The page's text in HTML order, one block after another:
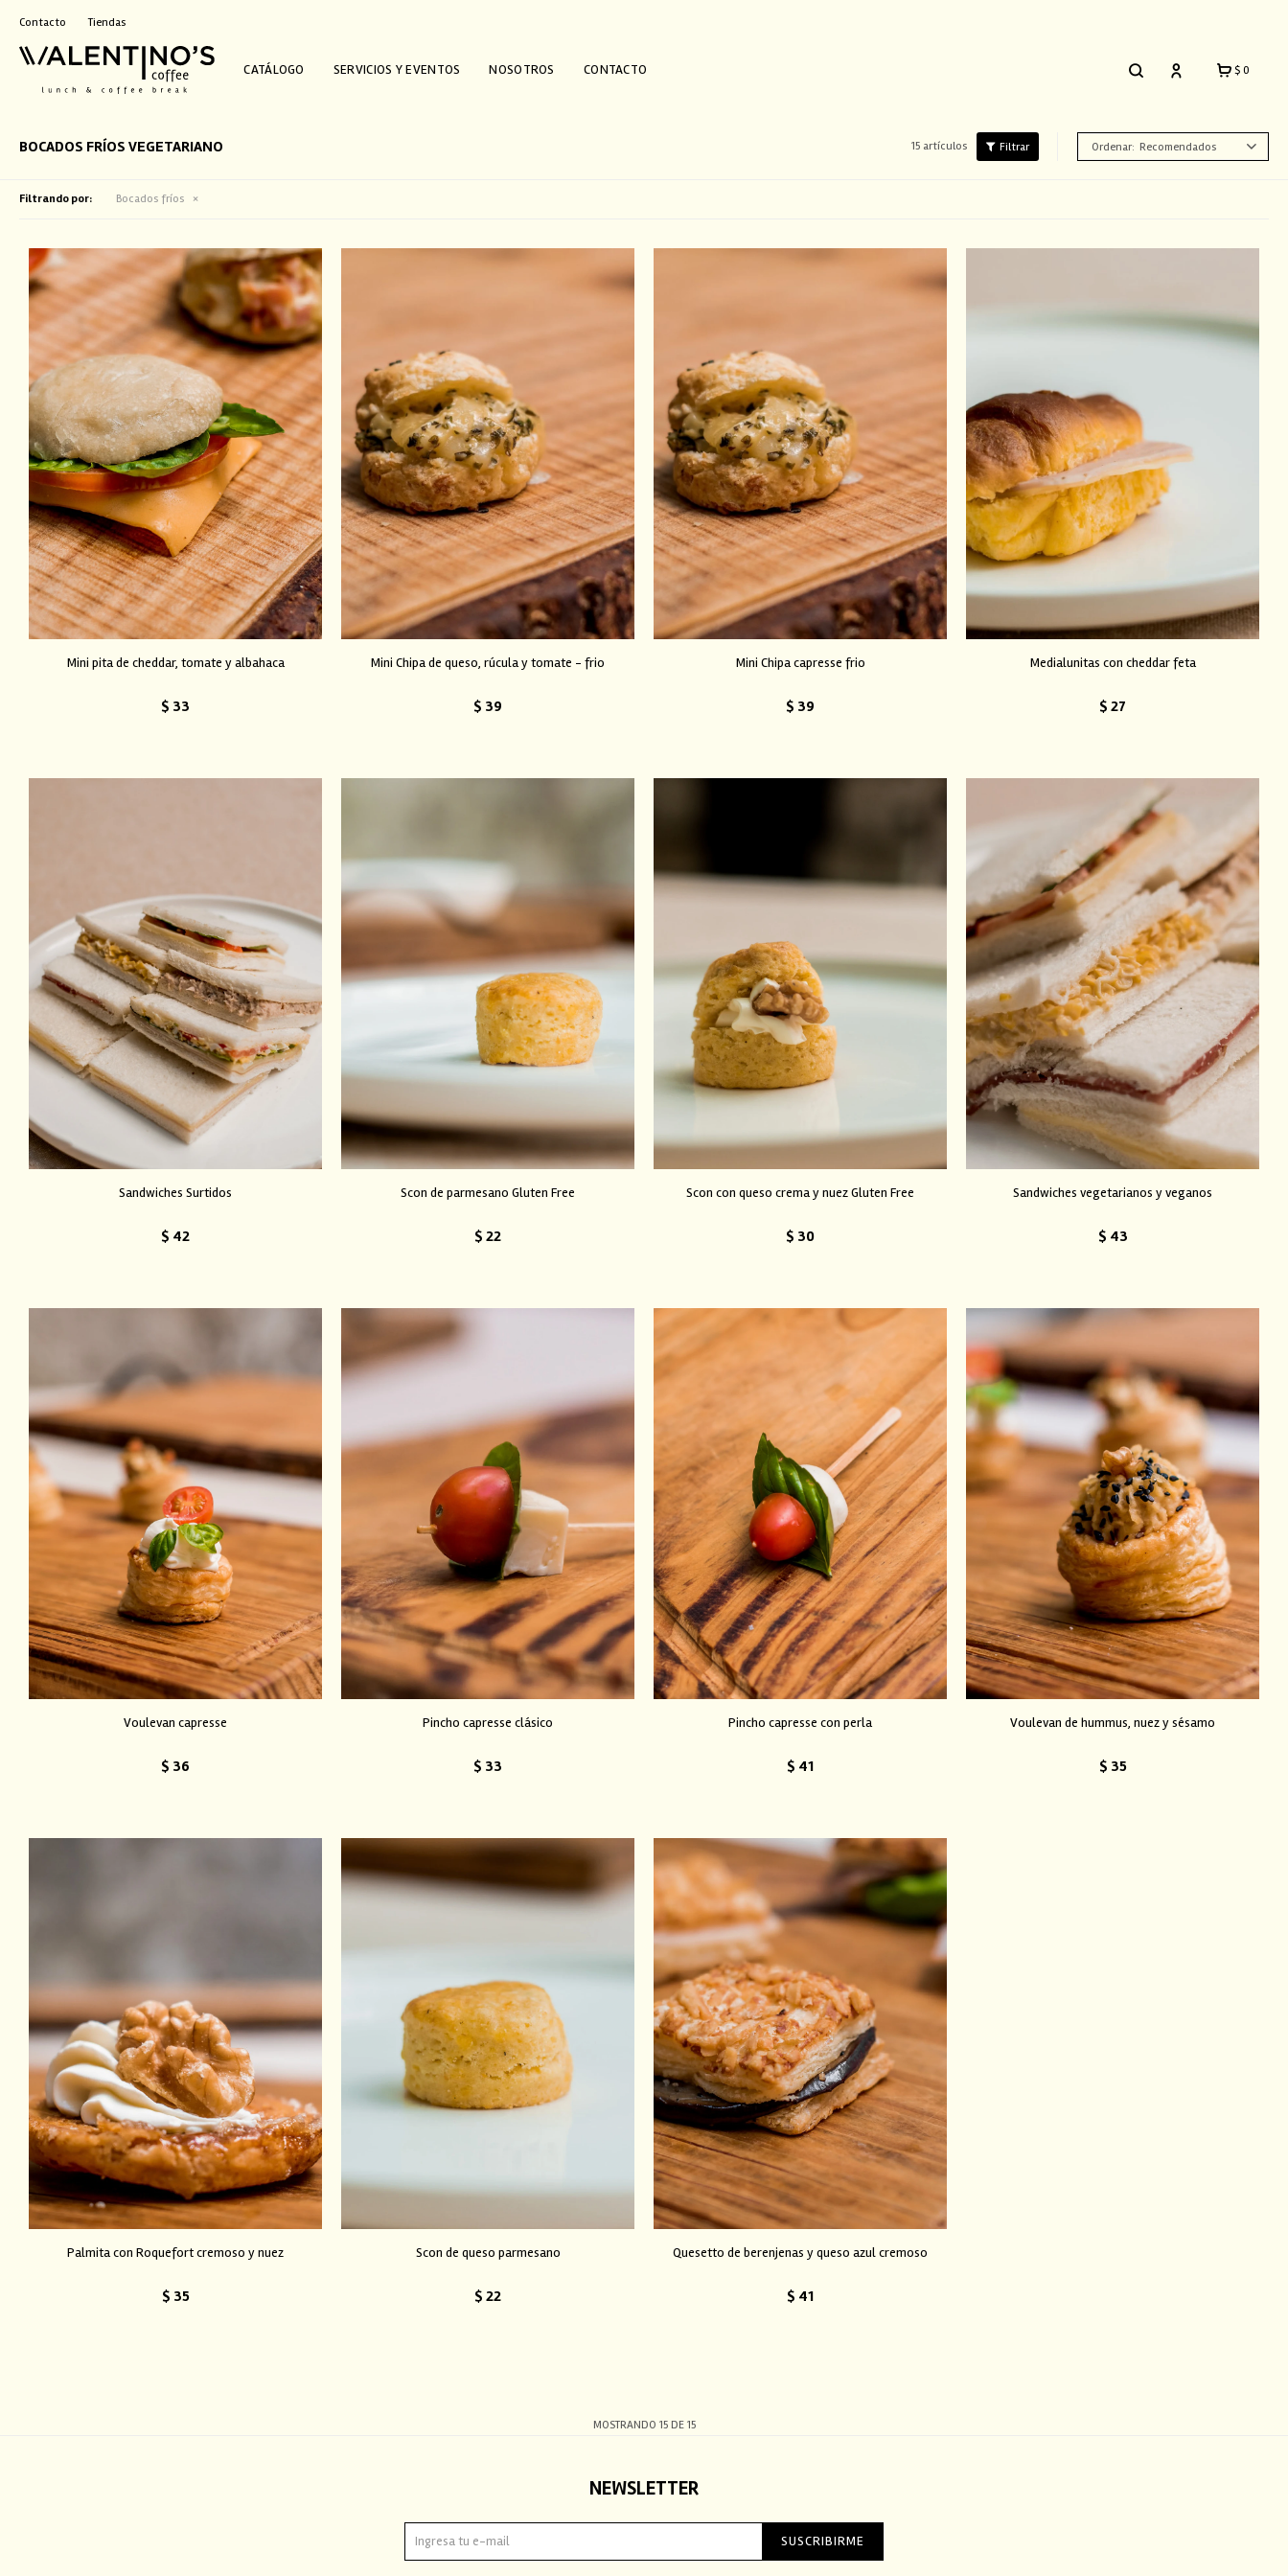
CATÁLOGO SERVICIOS Y EVENTOS NOSOTROS CONTACTO $ 0
Contacto Tiendas
BOCADOS FRÍOS VEGETARIANO 15 artículos Recomendados
Filtrando por: Bocados fríos
Mini pita de cheddar, tomate y albahaca
$ 33
Mini Chipa de queso, rúcula y tomate - frio
$ 39
Mini Chipa capresse frio
$ 39
Medialunitas con cheddar feta
$ 27
Sandwiches Surtidos
$ 42
Scon de parmesano Gluten Free
$ 22
Scon con queso crema y nuez Gluten Free
$ 30
Sandwiches vegetarianos y veganos
$ 43
Voulevan capresse
$ 36
Pincho capresse clásico
$ 33
Pincho capresse con perla
$ 41
Voulevan de hummus, nuez y sésamo
$ 35
Palmita con Roquefort cremoso y nuez
$ 35
Scon de queso parmesano
$ 22
Quesetto de berenjenas y queso azul cremoso
$ 41
MOSTRANDO 15DE 15
NEWSLETTER
SUSCRIBIRME